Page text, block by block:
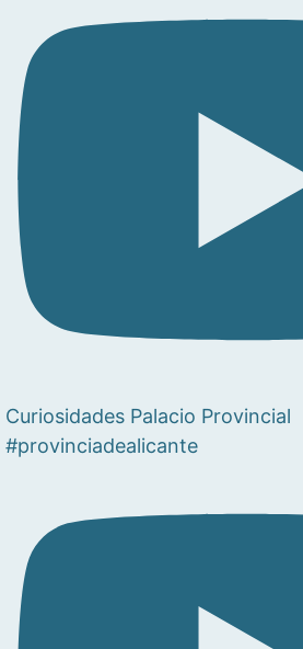
Curiosidades Palacio Provincial
#provinciadealicante